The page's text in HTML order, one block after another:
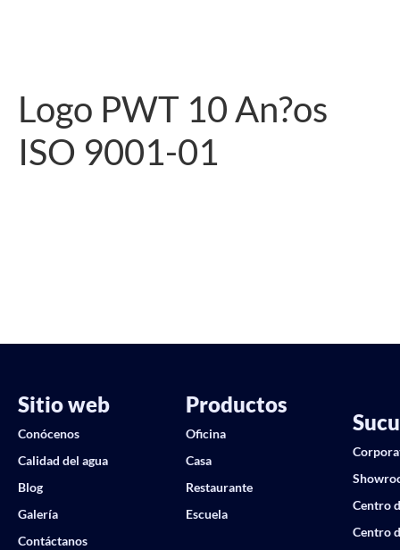
Logo PWT 10 An?os
ISO 9001-01
Sitio web
Conócenos
Calidad del agua
Blog
Galería
Contáctanos
Productos
Oficina
Casa
Restaurante
Escuela
Centro
Centro